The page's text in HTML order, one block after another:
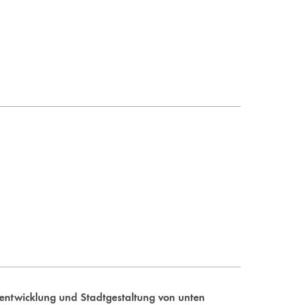
und Stadtgestaltung von unten